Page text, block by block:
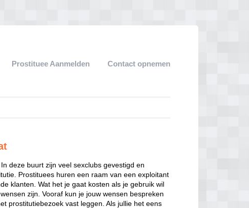
Prostituee Aanmelden Contact opnemen
deze buurt zijn veel sexclubs gevestigd en
Prostituees huren een raam van een exploitant
klanten. Wat het je gaat kosten als je gebruik wil
zijn. Vooraf kun je jouw wensen bespreken
prostitutiebezoek vast leggen. Als jullie het eens